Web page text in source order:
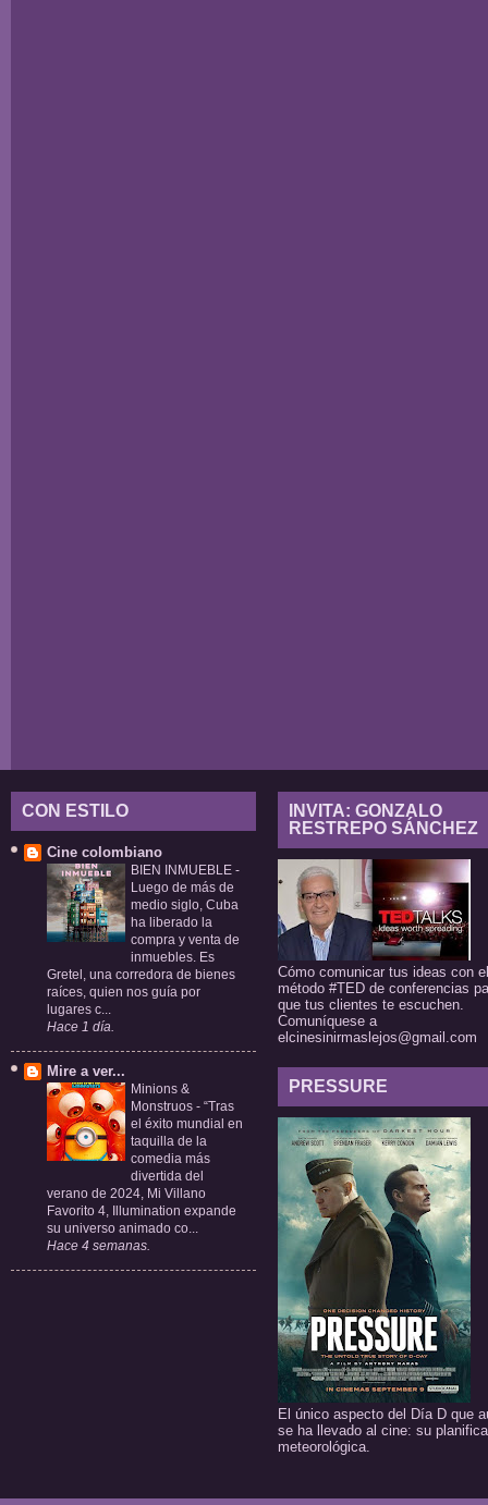
CON ESTILO
Cine colombiano
BIEN INMUEBLE -
Luego de más de
medio siglo, Cuba
ha liberado la
compra y venta de
inmuebles. Es
Gretel, una corredora de bienes
raíces, quien nos guía por
lugares c...
Hace 1 día.
Mire a ver...
Minions &
Monstruos - “Tras
el éxito mundial en
taquilla de la
comedia más
divertida del
verano de 2024, Mi Villano
Favorito 4, Illumination expande
su universo animado co...
Hace 4 semanas.
INVITA: GONZALO
RESTREPO SÁNCHEZ
Cómo comunicar tus ideas con el
método #TED de conferencias
que tus clientes te escuchen.
Comuníquese a
elcinesinirmaslejos@gmail.com
PRESSURE
El único aspecto del Día D que
se ha llevado al cine: su
meteorológica.